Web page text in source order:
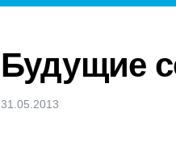
Будущие
31.05.2013